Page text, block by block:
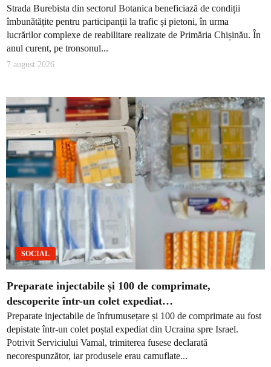
Strada Burebista din sectorul Botanica beneficiază de condiții
îmbunătățite pentru participanții la trafic și pietoni, în urma
lucrărilor complexe de reabilitare realizate de Primăria Chișinău. În
anul curent, pe tronsonul...
7 august 2026
SOCIAL
Preparate injectabile și 100 de comprimate,
descoperite într-un colet expediat…
Preparate injectabile de înfrumusețare și 100 de comprimate au fost
depistate într-un colet poștal expediat din Ucraina spre Israel.
Potrivit Serviciului Vamal, trimiterea fusese declarată
necorespunzător, iar produsele erau camuflate...